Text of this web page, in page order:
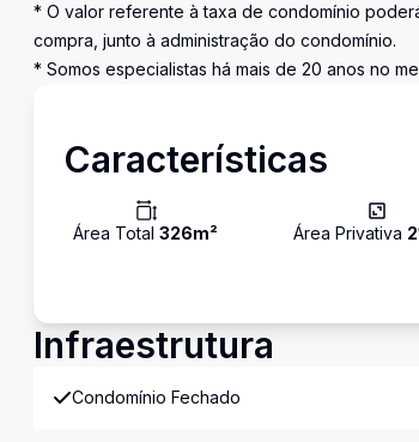
* O valor referente à taxa de condomínio
compra, junto à administração do condomínio.
* Somos especialistas há mais de 20 anos no
Características
Área Total 326m² Área Privativa
Infraestrutura
Condomínio Fechado